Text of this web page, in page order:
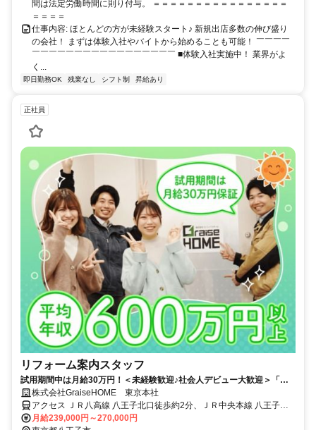
間は法定労働時間に則り付与。 ＝＝＝＝＝＝＝＝＝＝＝＝＝＝＝＝
＝＝＝＝
仕事内容: ほとんどの方が未経験スタート♪ 新規出店多数の伸び盛り
の会社！ まずは体験入社やバイトから始めることも可能！ ￣￣￣￣
￣￣￣￣￣￣￣￣￣￣￣￣￣￣￣￣￣ ■体験入社実施中！ 業界がよ
く...
即日勤務OK 残業なし シフト制 昇給あり
正社員
リフォーム案内スタッフ
試用期間中は月給30万円！＜未経験歓迎♪社会人デビュー大歓迎＞「敬
語に自信がない」「リフォームのことも全然知らない」問題ナシ☆
株式会社GraiseHOME 東京本社
アクセス ＪＲ八高線 八王子北口徒歩約2分、ＪＲ中央本線 八王子北
口徒歩約2分、ＪＲ横浜線/ＪＲ根岸線 八王子北口徒歩約2分 八王子駅
月給239,000円～270,000円